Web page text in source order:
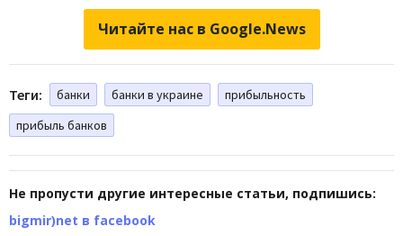
Читайте нас в Google.News
Теги: банки банки в украине
прибыльность
прибыль банков
Не пропусти другие интересные статьи, подпишись:
bigmir)net в facebook